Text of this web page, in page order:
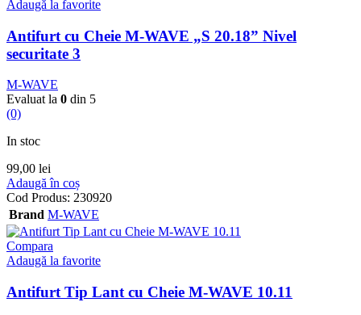
Adaugă la favorite
Antifurt cu Cheie M-WAVE „S 20.18” Nivel
securitate 3
M-WAVE
Evaluat la 0 din 5
(0)
In stoc
99,00 lei
Adaugă în coș
Cod Produs: 230920
Brand M-WAVE
Compara
Adaugă la favorite
Antifurt Tip Lant cu Cheie M-WAVE 10.11